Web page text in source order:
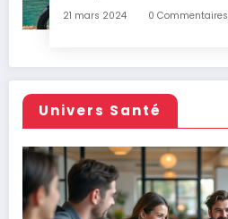
21 mars 2024 0 Commentaires
Univers Santé